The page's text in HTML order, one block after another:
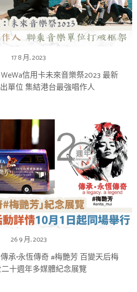
17 8 月, 2023
信用卡未來音樂祭2023 最新
單位 集結港台最強唱作人
26 9 月, 2023
承•永恆傳奇 #梅艷芳 百變天后梅
十週年多媒體紀念展覽